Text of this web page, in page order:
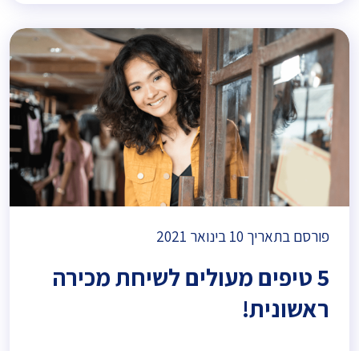
פורסם בתאריך 10 בינואר 2021
5 טיפים מעולים לשיחת מכירה
ראשונית!